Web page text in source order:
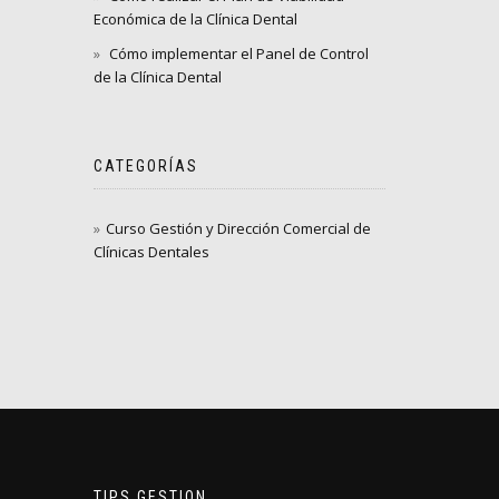
Económica de la Clínica Dental
Cómo implementar el Panel de Control
de la Clínica Dental
CATEGORÍAS
Curso Gestión y Dirección Comercial de
Clínicas Dentales